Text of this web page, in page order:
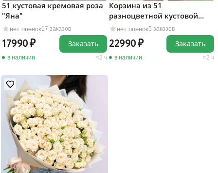
нет оценок17 заказов
51 кустовая кремовая роза
"Яна"
17990
в наличии 2 ч
Заказать
нет оценок5 заказов
Корзина из 51
разноцветной кустовой
розы
22990
в наличии 2 ч
Заказать